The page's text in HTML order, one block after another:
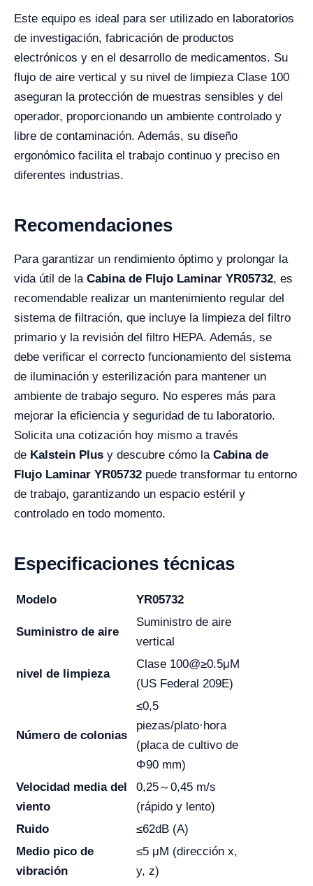
Este equipo es ideal para ser utilizado en laboratorios
de investigación, fabricación de productos
electrónicos y en el desarrollo de medicamentos. Su
flujo de aire vertical y su nivel de limpieza Clase 100
aseguran la protección de muestras sensibles y del
operador, proporcionando un ambiente controlado y
libre de contaminación. Además, su diseño
ergonómico facilita el trabajo continuo y preciso en
diferentes industrias.
Recomendaciones
Para garantizar un rendimiento óptimo y prolongar la
vida útil de la Cabina de Flujo Laminar YR05732, es
recomendable realizar un mantenimiento regular del
sistema de filtración, que incluye la limpieza del filtro
primario y la revisión del filtro HEPA. Además, se
debe verificar el correcto funcionamiento del sistema
de iluminación y esterilización para mantener un
ambiente de trabajo seguro. No esperes más para
mejorar la eficiencia y seguridad de tu laboratorio.
Solicita una cotización hoy mismo a través
de Kalstein Plus y descubre cómo la Cabina de
Flujo Laminar YR05732 puede transformar tu entorno
de trabajo, garantizando un espacio estéril y
controlado en todo momento.
Especificaciones técnicas
Modelo YR05732
Suministro de aire
Suministro de aire
vertical
nivel de limpieza
Clase 100@≥0.5μM
(US Federal 209E)
Número de colonias
≤0,5
piezas/plato·hora
(placa de cultivo de
Φ90 mm)
Velocidad media del
viento
0,25～0,45 m/s
(rápido y lento)
Ruido
≤62dB (A)
Medio pico de
vibración
≤5 μM (dirección x,
y, z)